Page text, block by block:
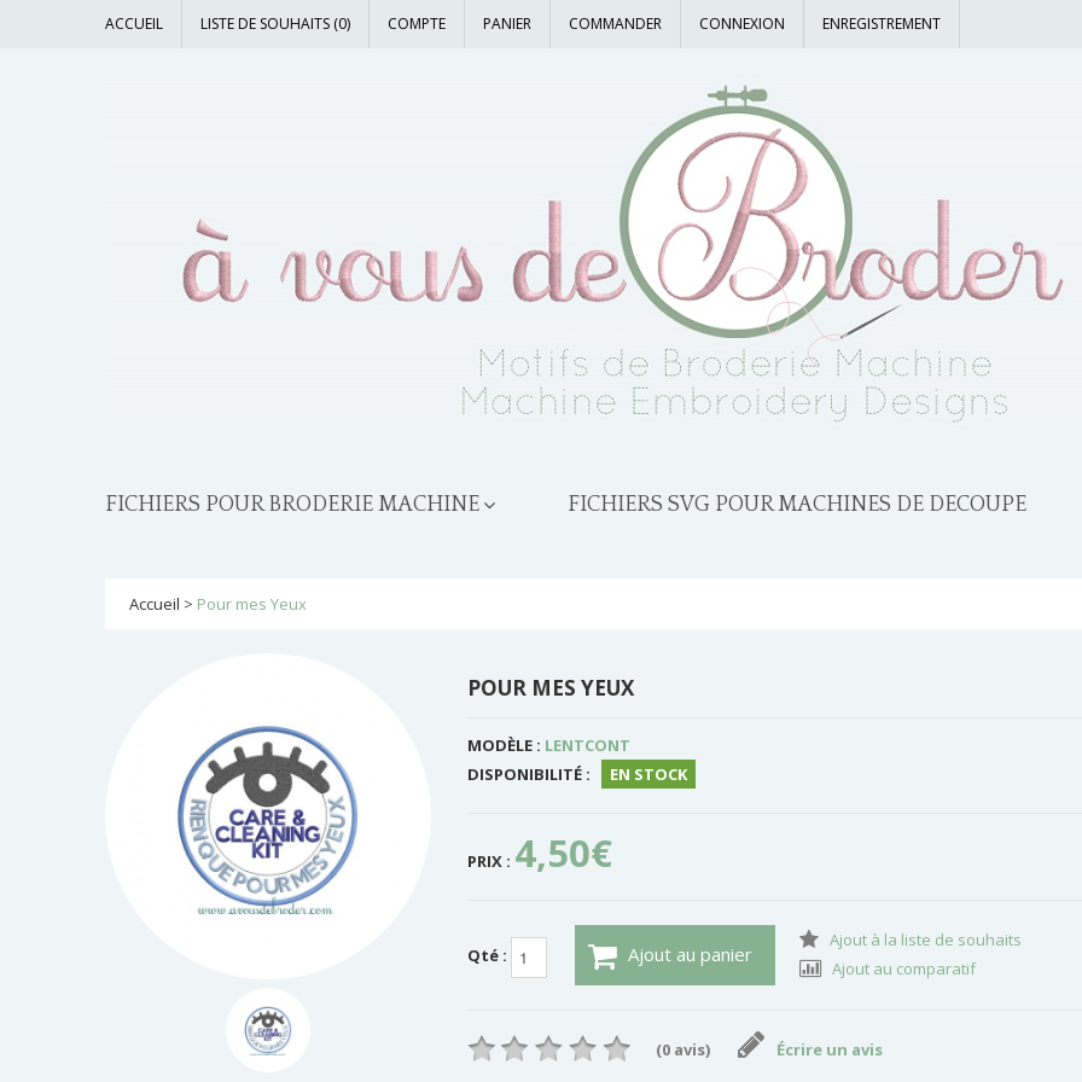
ACCUEIL LISTE DE SOUHAITS (0) COMPTE PANIER COMMANDER CONNEXION ENREGISTREMENT
FICHIERS POUR BRODERIE MACHINE FICHIERS SVG POUR MACHINES DE DECOUPE
Accueil > Pour mes Yeux
POUR MES YEUX
MODÈLE : LENTCONT
DISPONIBILITÉ :
EN STOCK
PRIX : 4,50€
Qté : Ajout au panier
Ajout à la liste de souhaits
Ajout au comparatif
(0 avis) Écrire un avis